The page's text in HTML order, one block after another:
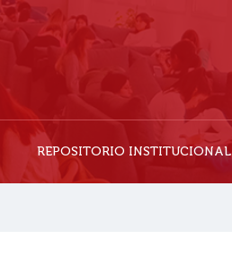
REPOSITORIO INSTITUCIONAL